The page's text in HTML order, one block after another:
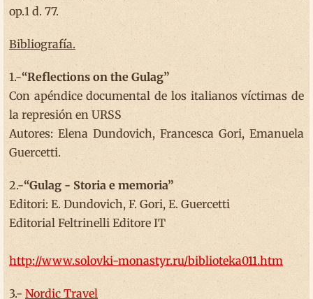
op.1 d. 77.
Bibliografía.
1.-“Reflections on the Gulag”
Con apéndice documental de los italianos víctimas de
la represión en URSS
Autores: Elena Dundovich, Francesca Gori, Emanuela
Guercetti.
2.-“Gulag - Storia e memoria”
Editori: E. Dundovich, F. Gori, E. Guercetti
Editorial Feltrinelli Editore IT
http://www.solovki-monastyr.ru/biblioteka011.htm
3.- Nordic Travel